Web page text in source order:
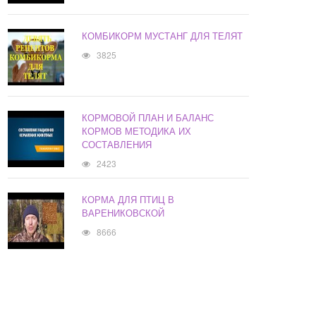
КОМБИКОРМ МУСТАНГ ДЛЯ ТЕЛЯТ
3825
КОРМОВОЙ ПЛАН И БАЛАНС
КОРМОВ МЕТОДИКА ИХ
СОСТАВЛЕНИЯ
2423
КОРМА ДЛЯ ПТИЦ В
ВАРЕНИКОВСКОЙ
8666